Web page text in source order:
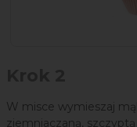
W misce wymieszaj
ziemniaczaną,